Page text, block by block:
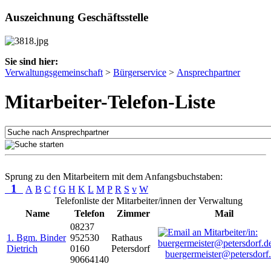
Auszeichnung Geschäftsstelle
Sie sind hier:
Verwaltungsgemeinschaft > Bürgerservice > Ansprechpartner
Mitarbeiter-Telefon-Liste
Sprung zu den Mitarbeitern mit dem Anfangsbuchstaben:
1 A B C f G H K L M P R S v W
Telefonliste der Mitarbeiter/innen der Verwaltung
Name
Telefon Zimmer Mail
1. Bgm. Binder
Dietrich
08237
952530
0160
90664140
Rathaus
Petersdorf